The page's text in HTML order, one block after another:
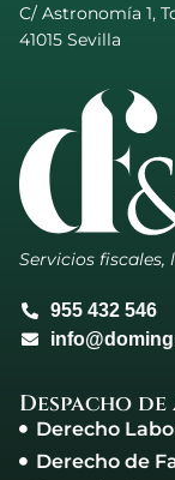
C/ Astronomía 1,
41015 Sevilla
Servicios
955 432 546
Despacho
Derecho
Derecho de